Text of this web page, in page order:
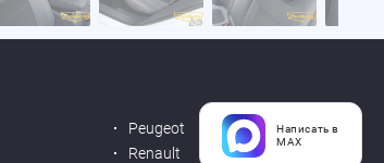
Peugeot
Renault
Написать в
MAX